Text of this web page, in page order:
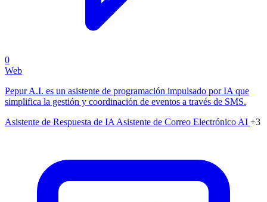
0
Web
Pepur A.I. es un asistente de programación impulsado por IA que
simplifica la gestión y coordinación de eventos a través de SMS.
Asistente de Respuesta de IA Asistente de Correo Electrónico AI +3